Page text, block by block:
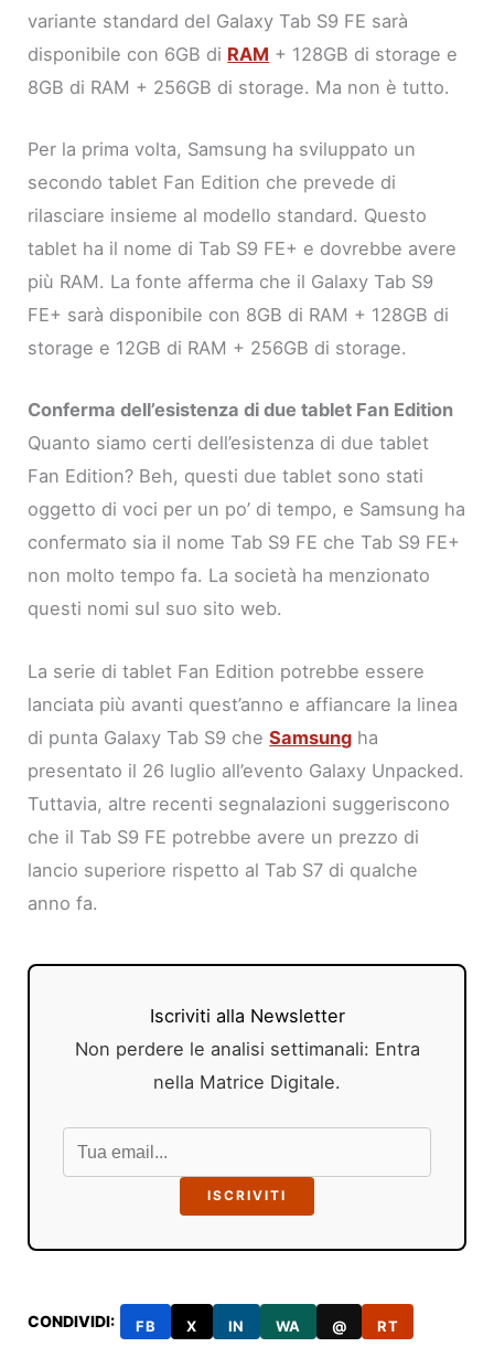
variante standard del Galaxy Tab S9 FE sarà
disponibile con 6GB di RAM + 128GB di storage e
8GB di RAM + 256GB di storage. Ma non è tutto.
Per la prima volta, Samsung ha sviluppato un
secondo tablet Fan Edition che prevede di
rilasciare insieme al modello standard. Questo
tablet ha il nome di Tab S9 FE+ e dovrebbe avere
più RAM. La fonte afferma che il Galaxy Tab S9
FE+ sarà disponibile con 8GB di RAM + 128GB di
storage e 12GB di RAM + 256GB di storage.
Conferma dell’esistenza di due tablet Fan Edition
Quanto siamo certi dell’esistenza di due tablet
Fan Edition? Beh, questi due tablet sono stati
oggetto di voci per un po’ di tempo, e Samsung ha
confermato sia il nome Tab S9 FE che Tab S9 FE+
non molto tempo fa. La società ha menzionato
questi nomi sul suo sito web.
La serie di tablet Fan Edition potrebbe essere
lanciata più avanti quest’anno e affiancare la linea
di punta Galaxy Tab S9 cheSamsung ha
presentato il 26 luglio all’evento Galaxy Unpacked.
Tuttavia, altre recenti segnalazioni suggeriscono
che il Tab S9 FE potrebbe avere un prezzo di
lancio superiore rispetto al Tab S7 di qualche
anno fa.
Iscriviti alla Newsletter
Non perdere le analisi settimanali: Entra
nella Matrice Digitale.
ISCRIVITI
CONDIVIDI: FB X IN WA @ RT